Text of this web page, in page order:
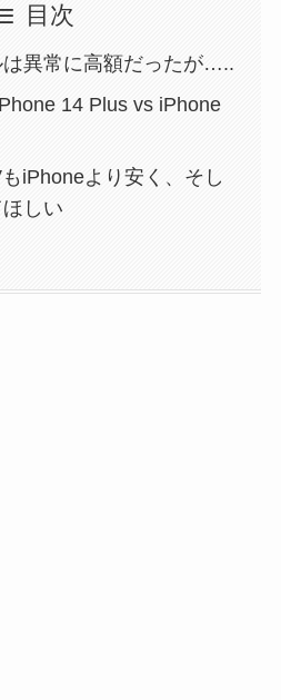
目次
は異常に高額だったが…..
14 Plus vs iPhone
iPhoneより安く、そし
しい